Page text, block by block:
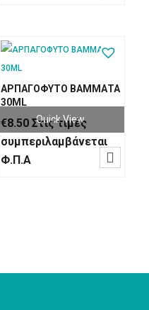
ΑΡΠΑΓΟΦΥΤΟ ΒΑΜΜΑΤΑ
30ML
€8.50 Στις τιμές
συμπεριλαμβάνεται
Φ.Π.Α
Quick View
